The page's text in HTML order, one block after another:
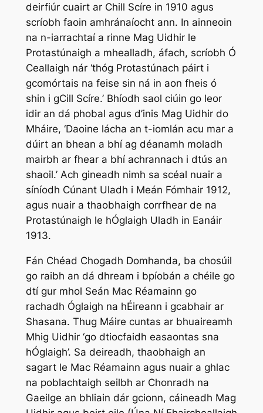
deirfiúr cuairt ar Chill Scíre in 1910 agus
scríobh faoin amhránaíocht ann. In ainneoin
na n-iarrachtaí a rinne Mag Uidhir le
Protastúnaigh a mhealladh, áfach, scríobh Ó
Ceallaigh nár ‘thóg Protastúnach páirt i
gcomórtais na feise sin ná in aon fheis ó
shin i gCill Scíre.’ Bhíodh saol ciúin go leor
idir an dá phobal agus d’inis Mag Uidhir do
Mháire, ‘Daoine lácha an t-iomlán acu mar a
dúirt an bhean a bhí ag déanamh moladh
mairbh ar fhear a bhí achrannach i dtús an
shaoil.’ Ach gineadh nimh sa scéal nuair a
síníodh Cúnant Uladh i Meán Fómhair 1912,
agus nuair a thaobhaigh corrfhear de na
Protastúnaigh le hÓglaigh Uladh in Eanáir
1913.
Fán Chéad Chogadh Domhanda, ba chosúil
go raibh an dá dhream i bpíobán a chéile go
dtí gur mhol Seán Mac Réamainn go
rachadh Óglaigh na hÉireann i gcabhair ar
Shasana. Thug Máire cuntas ar bhuaireamh
Mhig Uidhir ‘go dtiocfaidh easaontas sna
hÓglaigh’. Sa deireadh, thaobhaigh an
sagart le Mac Réamainn agus nuair a ghlac
na poblachtaigh seilbh ar Chonradh na
Gaeilge an bhliain dár gcionn, cáineadh Mag